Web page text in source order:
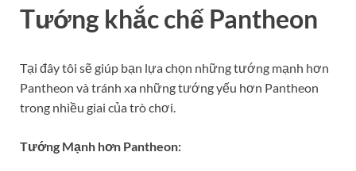
Tướng khắc chế Pantheon
Tại đây tôi sẽ giúp bạn lựa chọn những tướng mạnh hơn
Pantheon và tránh xa những tướng yếu hơn Pantheon
trong nhiều giai của trò chơi.
Tướng Mạnh hơn Pantheon: